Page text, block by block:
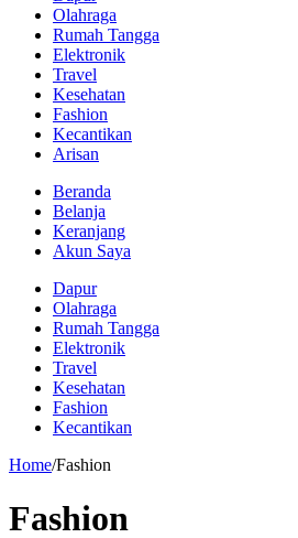
Olahraga
Rumah Tangga
Elektronik
Travel
Kesehatan
Fashion
Kecantikan
Arisan
Beranda
Belanja
Keranjang
Akun Saya
Dapur
Olahraga
Rumah Tangga
Elektronik
Travel
Kesehatan
Fashion
Kecantikan
Home/Fashion
Fashion